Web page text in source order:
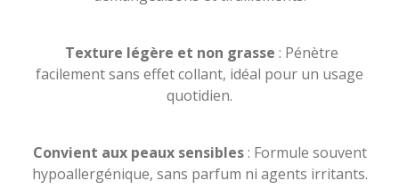
Texture légère et non grasse : Pénètre
facilement sans effet collant, idéal pour un usage
quotidien.
Convient aux peaux sensibles: Formule souvent
hypoallergénique, sans parfum ni agents irritants.